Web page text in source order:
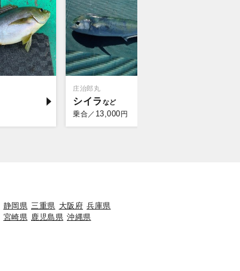
庄治郎丸
シイラ
乗合／ 13,000 円
静岡県 三重県 大阪府 兵庫県
宮崎県 鹿児島県 沖縄県